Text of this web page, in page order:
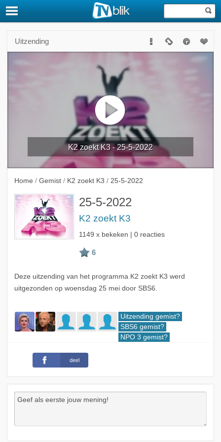
Uitzending
K2 zoekt K3 - 25-5-2022
Home / Gemist / K2 zoekt K3 / 25-5-2022
25-5-2022
K2 zoekt K3
1149 x bekeken | 0 reacties
Deze uitzending van het programma K2 zoekt K3 werd
uitgezonden op woensdag 25 mei door SBS6.
Uitzending gemist?
SBS6 gemist?
NPO 3 gemist?
deel